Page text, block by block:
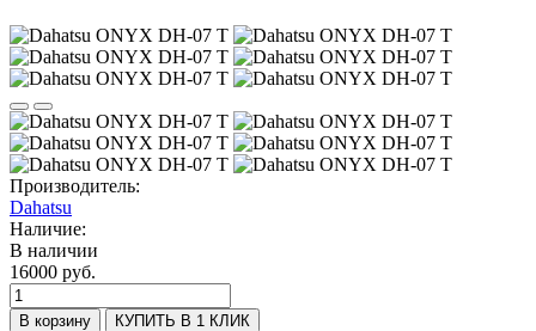
Производитель:
Dahatsu
Наличие:
В наличии
16000 руб.
В корзину КУПИТЬ В 1 КЛИК